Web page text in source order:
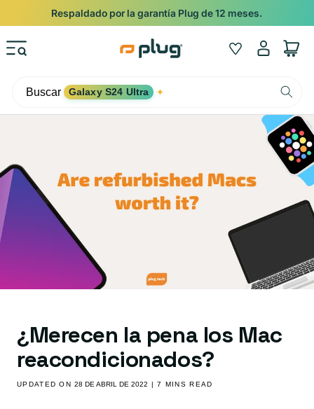
Ir al contenido
Respaldado por la garantía Plug de 12 meses.
Wishlist
Iniciar
sesión
Carrito
Buscar Galaxy S24 Ultra ✦
¿Merecen la pena los Mac
reacondicionados?
UPDATED ON28 DE ABRIL DE 2022 | 7 MINS READ